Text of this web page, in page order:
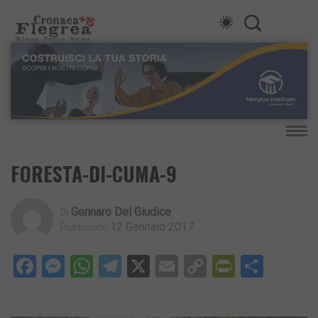
FORESTA-DI-CUMA-9
Gennaro Del Giudice
12 Gennaio 2017
Facebook
Messenger
WhatsApp
Telegram
X EmailCopy